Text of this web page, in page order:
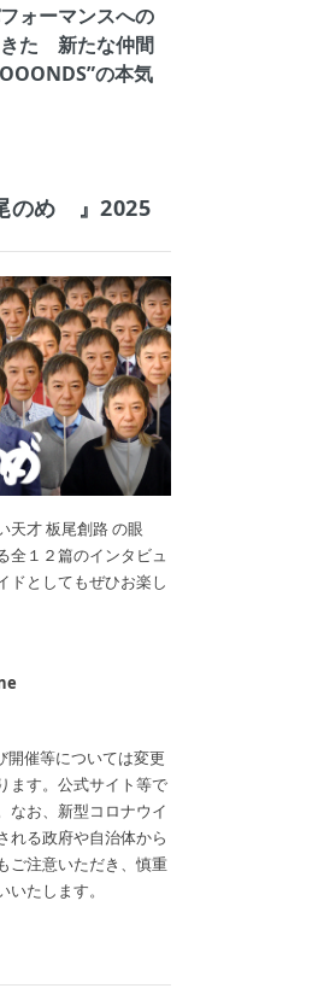
ォーマンスへの
た 新たな仲間
の本気
のめ゙』2025
天才 板尾創路 の眼
全１２篇のインタビュ
ドとしてもぜひお楽し
催等については変更
ます。公式サイト等で
なお、新型コロナウイ
れる政府や自治体から
ご注意いただき、慎重
たします。